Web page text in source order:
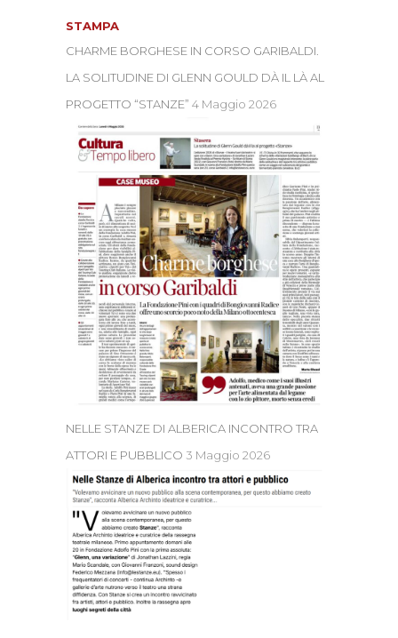
STAMPA
CHARME BORGHESE IN CORSO GARIBALDI.
LA SOLITUDINE DI GLENN GOULD DÀ IL LÀ AL
PROGETTO “STANZE” 4 Maggio 2026
NELLE STANZE DI ALBERICA INCONTRO TRA
ATTORI E PUBBLICO 3 Maggio 2026